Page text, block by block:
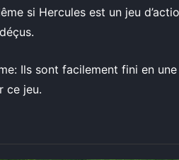
si Hercules est un jeu
Ils sont facilement fini en
ce jeu.